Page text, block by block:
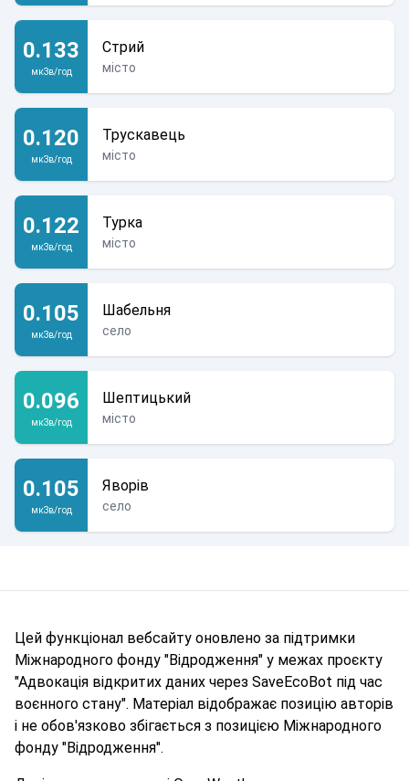
0.133
мкЗв/год
Стрий
місто
0.120
мкЗв/год
Трускавець
місто
0.122
мкЗв/год
Турка
місто
0.105
мкЗв/год
Шабельня
село
0.096
мкЗв/год
Шептицький
місто
0.105
мкЗв/год
Яворів
село
Цей функціонал вебсайту оновлено за підтримки
Міжнародного фонду "Відродження" у межах проєкту
"Адвокація відкритих даних через SaveEcoBot під час
воєнного стану". Матеріал відображає позицію авторів
і не обов'язково збігається з позицією Міжнародного
фонду "Відродження".